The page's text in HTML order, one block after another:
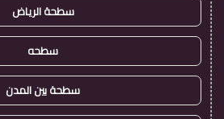
سطحة الرياض
سطحه
سطحة بين المدن